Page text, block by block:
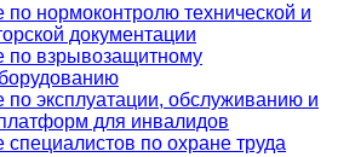
по нормоконтролю технической и
документации
по взрывозащитному
по эксплуатации, обслуживанию и
для инвалидов
специалистов по охране труда